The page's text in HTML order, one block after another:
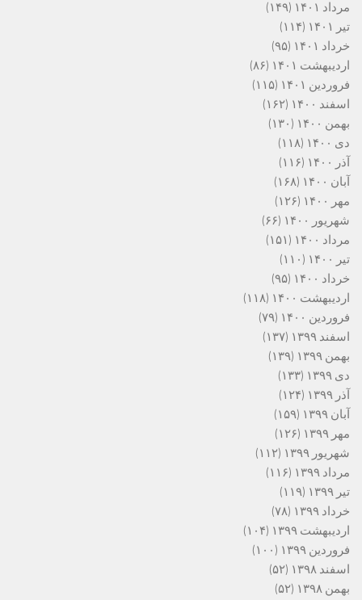
مرداد ۱۴۰۱
(۱۴۹)
تیر ۱۴۰۱
(۱۱۴)
خرداد ۱۴۰۱
(۹۵)
اردیبهشت ۱۴۰۱
(۸۶)
فروردین ۱۴۰۱
(۱۱۵)
اسفند ۱۴۰۰
(۱۶۲)
بهمن ۱۴۰۰
(۱۳۰)
دی ۱۴۰۰
(۱۱۸)
آذر ۱۴۰۰
(۱۱۶)
آبان ۱۴۰۰
(۱۶۸)
مهر ۱۴۰۰
(۱۲۶)
شهریور ۱۴۰۰
(۶۶)
مرداد ۱۴۰۰
(۱۵۱)
تیر ۱۴۰۰
(۱۱۰)
خرداد ۱۴۰۰
(۹۵)
اردیبهشت ۱۴۰۰
(۱۱۸)
فروردین ۱۴۰۰
(۷۹)
اسفند ۱۳۹۹
(۱۳۷)
بهمن ۱۳۹۹
(۱۳۹)
دی ۱۳۹۹
(۱۳۳)
آذر ۱۳۹۹
(۱۲۴)
آبان ۱۳۹۹
(۱۵۹)
مهر ۱۳۹۹
(۱۲۶)
شهریور ۱۳۹۹
(۱۱۲)
مرداد ۱۳۹۹
(۱۱۶)
تیر ۱۳۹۹
(۱۱۹)
خرداد ۱۳۹۹
(۷۸)
اردیبهشت ۱۳۹۹
(۱۰۴)
فروردین ۱۳۹۹
(۱۰۰)
اسفند ۱۳۹۸
(۵۲)
بهمن ۱۳۹۸
(۵۲)